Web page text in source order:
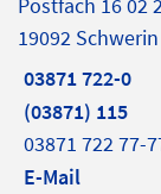
Postfach 16 02
19092 Schwerin
03871 722-0
(03871) 115
03871 722 77-
E-Mail